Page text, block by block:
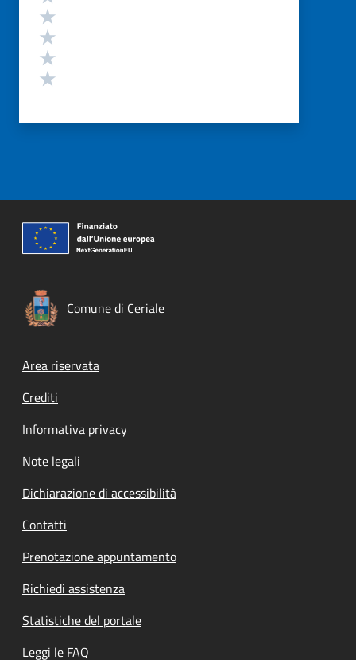
Comune di Ceriale
Footer menu
Area riservata
Crediti
Informativa privacy
Note legali
Dichiarazione di accessibilità
Contatti
Prenotazione appuntamento
Richiedi assistenza
Statistiche del portale
Leggi le FAQ